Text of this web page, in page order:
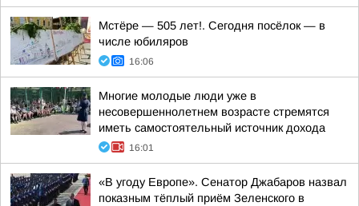
Мстёре — 505 лет!. Сегодня посёлок — в
числе юбиляров
16:06
Многие молодые люди уже в
несовершеннолетнем возрасте стремятся
иметь самостоятельный источник дохода
16:01
«В угоду Европе». Сенатор Джабаров назвал
показным тёплый приём Зеленского в